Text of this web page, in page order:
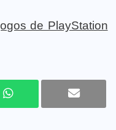
de PlayStation